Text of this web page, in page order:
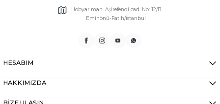
Hobyar mah. Aşirefendi cad. No: 12/B
Eminönü-Fatih/İstanbul
HESABIM
HAKKIMIZDA